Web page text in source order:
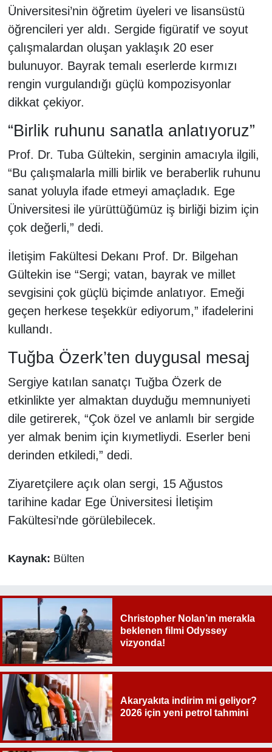
Üniversitesi’nin öğretim üyeleri ve lisansüstü
öğrencileri yer aldı. Sergide figüratif ve soyut
çalışmalardan oluşan yaklaşık 20 eser
bulunuyor. Bayrak temalı eserlerde kırmızı
rengin vurgulandığı güçlü kompozisyonlar
dikkat çekiyor.
“Birlik ruhunu sanatla anlatıyoruz”
Prof. Dr. Tuba Gültekin, serginin amacıyla ilgili,
“Bu çalışmalarla milli birlik ve beraberlik ruhunu
sanat yoluyla ifade etmeyi amaçladık. Ege
Üniversitesi ile yürüttüğümüz iş birliği bizim için
çok değerli,” dedi.
İletişim Fakültesi Dekanı Prof. Dr. Bilgehan
Gültekin ise “Sergi; vatan, bayrak ve millet
sevgisini çok güçlü biçimde anlatıyor. Emeği
geçen herkese teşekkür ediyorum,” ifadelerini
kullandı.
Tuğba Özerk’ten duygusal mesaj
Sergiye katılan sanatçı Tuğba Özerk de
etkinlikte yer almaktan duyduğu memnuniyeti
dile getirerek, “Çok özel ve anlamlı bir sergide
yer almak benim için kıymetliydi. Eserler beni
derinden etkiledi,” dedi.
Ziyaretçilere açık olan sergi, 15 Ağustos
tarihine kadar Ege Üniversitesi İletişim
Fakültesi’nde görülebilecek.
Kaynak: Bülten
Christopher Nolan’ın merakla
beklenen filmi Odyssey
vizyonda!
Akaryakıta indirim mi geliyor?
2026 için yeni petrol tahmini